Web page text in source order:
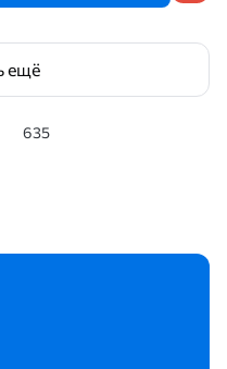
ещё
635